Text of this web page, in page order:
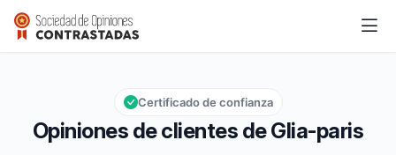
Glia-paris
Calificación global: 9,1 de 10
9,1/10
Opiniones de clientes de Glia-paris
Certificado de confianza